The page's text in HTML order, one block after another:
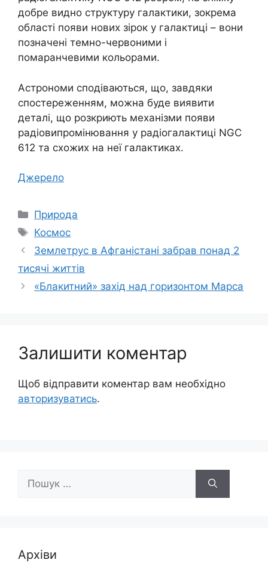
добре видно структуру галактики, зокрема
області появи нових зірок у галактиці – вони
позначені темно-червоними і
помаранчевими кольорами.
Астрономи сподіваються, що, завдяки
спостереженням, можна буде виявити
деталі, що розкриють механізми появи
радіовипромінювання у радіогалактиці NGC
612 та схожих на неї галактиках.
Джерело
Категорії
Природа
Позначки
Космос
Землетрус в Афганістані забрав понад 2
тисячі життів
«Блакитний» захід над горизонтом Марса
Залишити коментар
Щоб відправити коментар вам необхідно
авторизуватись.
Архіви